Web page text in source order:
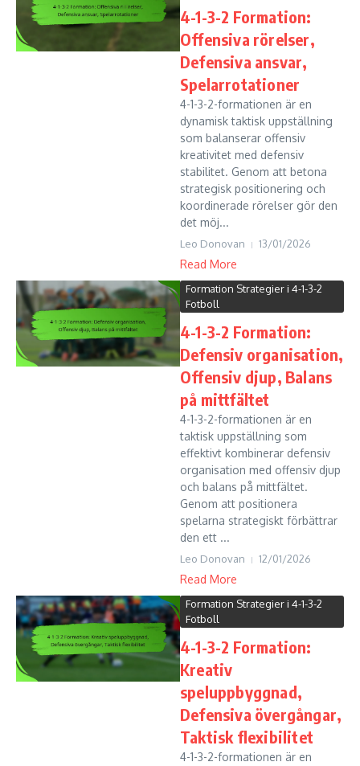
4-1-3-2 Formation:
Offensiva rörelser,
Defensiva ansvar,
Spelarrotationer
4-1-3-2-formationen är en
dynamisk taktisk uppställning
som balanserar offensiv
kreativitet med defensiv
stabilitet. Genom att betona
strategisk positionering och
koordinerade rörelser gör den
det möj...
Leo Donovan 13/01/2026
Read More
Formation Strategier i 4-1-3-2
Fotboll
4-1-3-2 Formation:
Defensiv organisation,
Offensiv djup, Balans
på mittfältet
4-1-3-2-formationen är en
taktisk uppställning som
effektivt kombinerar defensiv
organisation med offensiv djup
och balans på mittfältet.
Genom att positionera
spelarna strategiskt förbättrar
den ett ...
Leo Donovan 12/01/2026
Read More
Formation Strategier i 4-1-3-2
Fotboll
4-1-3-2 Formation:
Kreativ
speluppbyggnad,
Defensiva övergångar,
Taktisk flexibilitet
4-1-3-2-formationen är en